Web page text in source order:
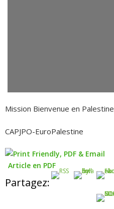
Mission Bienvenue en Palestine
CAPJPO-EuroPalestine
Article en PDF
Partagez: